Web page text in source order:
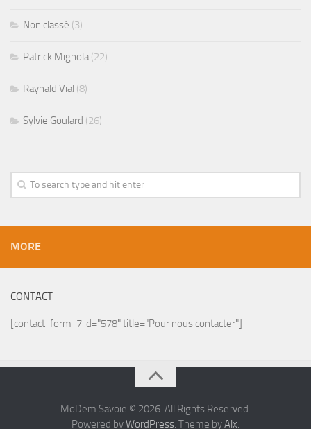
Non classé (3)
Patrick Mignola(22)
Raynald Vial (8)
Sylvie Goulard (26)
MORE
CONTACT
[contact-form-7 id="578" title="Pour nous contacter"]
MoDem Savoie © 2026. All Rights Reserved.
Powered byWordPress. Theme byAlx.